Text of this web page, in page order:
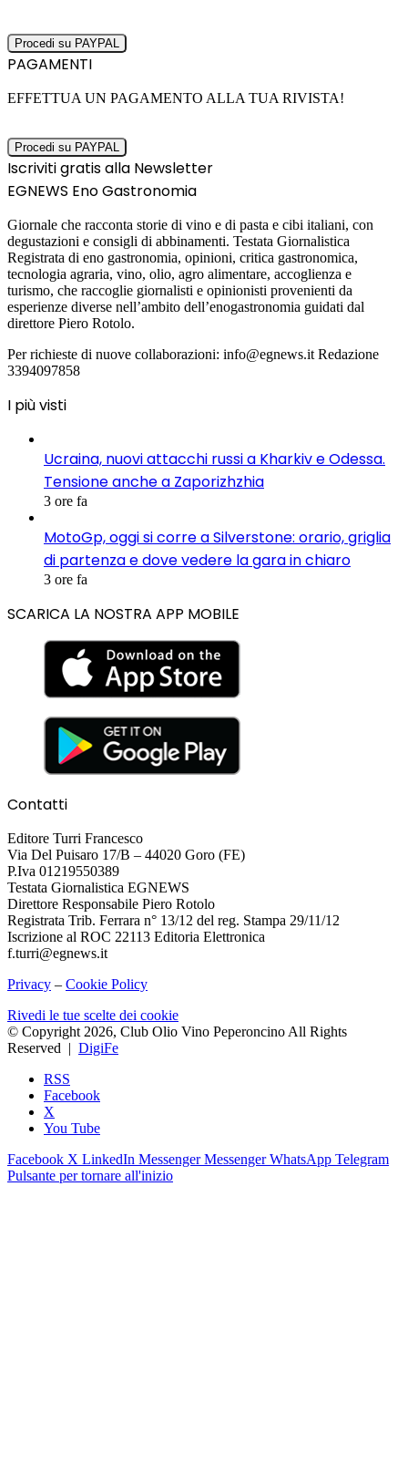
PAGAMENTI
EFFETTUA UN PAGAMENTO ALLA TUA RIVISTA!
Iscriviti gratis alla Newsletter
EGNEWS Eno Gastronomia
Giornale che racconta storie di vino e di pasta e cibi italiani, con
degustazioni e consigli di abbinamenti. Testata Giornalistica
Registrata di eno gastronomia, opinioni, critica gastronomica,
tecnologia agraria, vino, olio, agro alimentare, accoglienza e
turismo, che raccoglie giornalisti e opinionisti provenienti da
esperienze diverse nell’ambito dell’enogastronomia guidati dal
direttore Piero Rotolo.
Per richieste di nuove collaborazioni: info@egnews.it Redazione
3394097858
I più visti
Ucraina, nuovi attacchi russi a Kharkiv e Odessa.
Tensione anche a Zaporizhzhia
3 ore fa
MotoGp, oggi si corre a Silverstone: orario, griglia
di partenza e dove vedere la gara in chiaro
3 ore fa
SCARICA LA NOSTRA APP MOBILE
Contatti
Editore Turri Francesco
Via Del Puisaro 17/B – 44020 Goro (FE)
P.Iva 01219550389
Testata Giornalistica EGNEWS
Direttore Responsabile Piero Rotolo
Registrata Trib. Ferrara n° 13/12 del reg. Stampa 29/11/12
Iscrizione al ROC 22113 Editoria Elettronica
f.turri@egnews.it
Privacy – Cookie Policy
Rivedi le tue scelte dei cookie
© Copyright 2026, Club Olio Vino Peperoncino All Rights
Reserved | DigiFe
RSS
Facebook
X
You Tube
Facebook X LinkedIn Messenger Messenger WhatsApp Telegram
Pulsante per tornare all'inizio